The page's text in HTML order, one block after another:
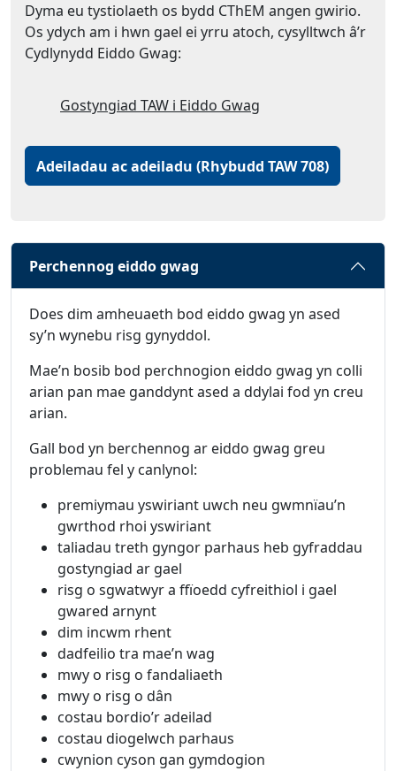
Dyma eu tystiolaeth os bydd CThEM angen gwirio.
Os ydych am i hwn gael ei yrru atoch, cysylltwch â’r
Cydlynydd Eiddo Gwag:
Gostyngiad TAW i Eiddo Gwag
Adeiladau ac adeiladu (Rhybudd TAW 708)
Perchennog eiddo gwag
Does dim amheuaeth bod eiddo gwag yn ased
sy’n wynebu risg gynyddol.
Mae’n bosib bod perchnogion eiddo gwag yn colli
arian pan mae ganddynt ased a ddylai fod yn creu
arian.
Gall bod yn berchennog ar eiddo gwag greu
problemau fel y canlynol:
premiymau yswiriant uwch neu gwmnïau’n
gwrthod rhoi yswiriant
taliadau treth gyngor parhaus heb gyfraddau
gostyngiad ar gael
risg o sgwatwyr a ffïoedd cyfreithiol i gael
gwared arnynt
dim incwm rhent
dadfeilio tra mae’n wag
mwy o risg o fandaliaeth
mwy o risg o dân
costau bordio’r adeilad
costau diogelwch parhaus
cwynion cyson gan gymdogion